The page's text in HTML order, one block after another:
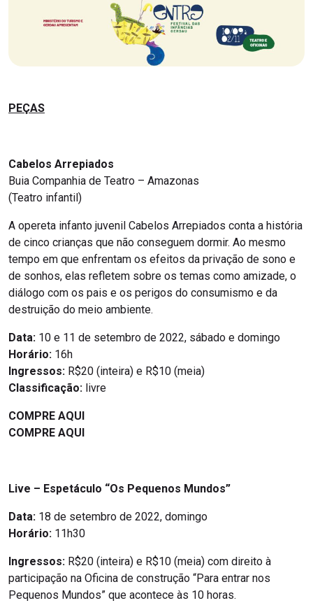
PEÇAS
Cabelos Arrepiados
Buia Companhia de Teatro – Amazonas
(Teatro infantil)
A opereta infanto juvenil Cabelos Arrepiados conta a história
de cinco crianças que não conseguem dormir. Ao mesmo
tempo em que enfrentam os efeitos da privação de sono e
de sonhos, elas refletem sobre os temas como amizade, o
diálogo com os pais e os perigos do consumismo e da
destruição do meio ambiente.
Data: 10 e 11 de setembro de 2022, sábado e domingo
Horário: 16h
Ingressos: R$20 (inteira) e R$10 (meia)
Classificação: livre
COMPRE AQUI
COMPRE AQUI
Live – Espetáculo “Os Pequenos Mundos”
Data: 18 de setembro de 2022, domingo
Horário: 11h30
Ingressos: R$20 (inteira) e R$10 (meia) com direito à
participação na Oficina de construção “Para entrar nos
Pequenos Mundos” que acontece às 10 horas.